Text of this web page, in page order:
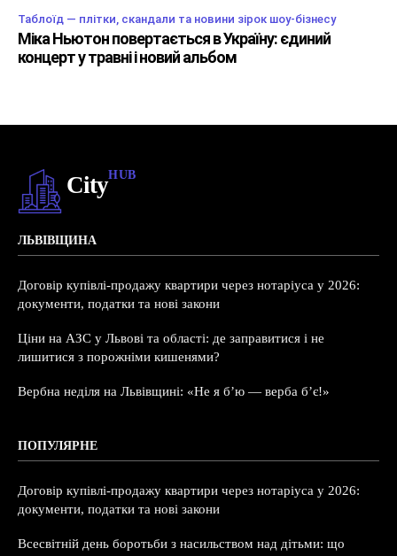
Таблоїд — плітки, скандали та новини зірок шоу-бізнесу
Міка Ньютон повертається в Україну: єдиний
концерт у травні і новий альбом
CityHUB
ЛЬВІВЩИНА
Договір купівлі-продажу квартири через нотаріуса у 2026:
документи, податки та нові закони
Ціни на АЗС у Львові та області: де заправитися і не
лишитися з порожніми кишенями?
Вербна неділя на Львівщині: «Не я б’ю — верба б’є!»
ПОПУЛЯРНЕ
Договір купівлі-продажу квартири через нотаріуса у 2026:
документи, податки та нові закони
Всесвітній день боротьби з насильством над дітьми: що